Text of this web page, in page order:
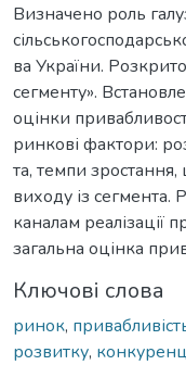
Визначено роль
ва України. Розкрито
сегменту».
оцінки
ринкові фактори:
та, темпи зростання,
виходу із сегмента.
каналам реалізації
загальна оцінка
Ключові слова
ринок,
розвитку,